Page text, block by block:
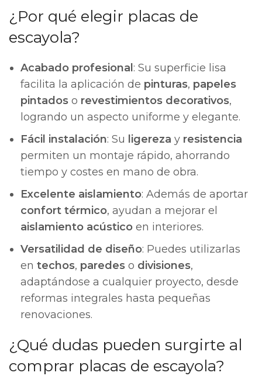
¿Por qué elegir placas de
escayola?
Acabado profesional : Su superficie lisa
facilita la aplicación de pinturas, papeles
pintados o revestimientos decorativos,
logrando un aspecto uniforme y elegante.
Fácil instalación: Su ligereza y resistencia
permiten un montaje rápido, ahorrando
tiempo y costes en mano de obra.
Excelente aislamiento: Además de aportar
confort térmico, ayudan a mejorar el
aislamiento acústico en interiores.
Versatilidad de diseño: Puedes utilizarlas
en techos, paredes o divisiones,
adaptándose a cualquier proyecto, desde
reformas integrales hasta pequeñas
renovaciones.
¿Qué dudas pueden surgirte al
comprar placas de escayola?